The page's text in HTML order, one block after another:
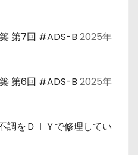
第7回 #ADS-B 2025年
第6回 #ADS-B 2025年
調をＤＩＹで修理してい